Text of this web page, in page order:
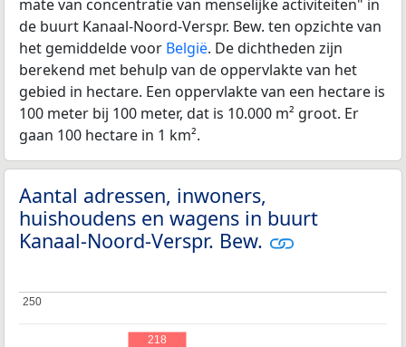
mate van concentratie van menselijke activiteiten" in
de buurt Kanaal-Noord-Verspr. Bew. ten opzichte van
het gemiddelde voor België. De dichtheden zijn
berekend met behulp van de oppervlakte van het
gebied in hectare. Een oppervlakte van een hectare is
100 meter bij 100 meter, dat is 10.000 m² groot. Er
gaan 100 hectare in 1 km².
Aantal adressen, inwoners,
huishoudens en wagens in buurt
Kanaal-Noord-Verspr. Bew.
250
250
218